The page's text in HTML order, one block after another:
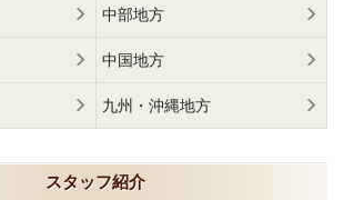
中部地方
中国地方
九州・沖縄地方
スタッフ紹介